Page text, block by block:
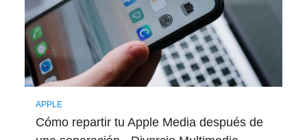
APPLE
Cómo repartir tu Apple Media después de